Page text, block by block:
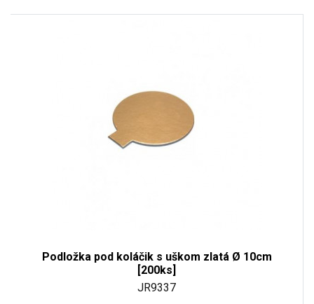
Podložka pod koláčik s uškom zlatá Ø 10cm
[200ks]
JR9337